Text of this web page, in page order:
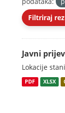
Filtriraj
Javni
Lokacije
PDF XLSX